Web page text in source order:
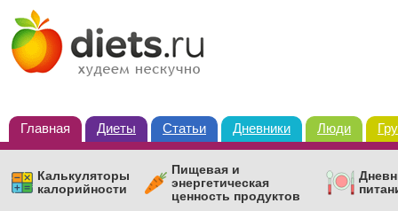
Главная Диеты Статьи Дневники Люди
Калькуляторы
калорийности
Пищевая и
энергетическая
ценность продуктов